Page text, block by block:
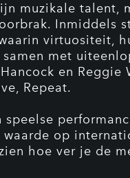
muzikale talent,
Inmiddels
virtuositeit,
met
en Reggie
Repeat.
op
hoe ver je de